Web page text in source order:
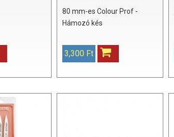
80 mm-es Colour Prof -
Hámozó kés
3,300 Ft